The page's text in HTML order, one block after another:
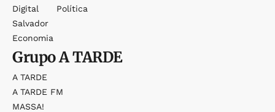
Digital
Salvador
Economia
Política
GrupoA TARDE
A TARDE
A TARDE FM
MASSA!